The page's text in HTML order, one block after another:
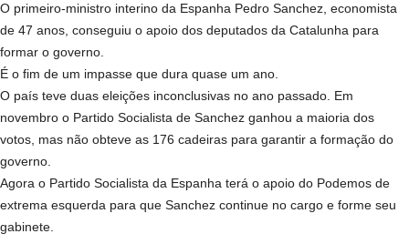
O primeiro-ministro interino da Espanha Pedro Sanchez, economista
de 47 anos, conseguiu o apoio dos deputados da Catalunha para
formar o governo.
É o fim de um impasse que dura quase um ano.
O país teve duas eleições inconclusivas no ano passado. Em
novembro o Partido Socialista de Sanchez ganhou a maioria dos
votos, mas não obteve as 176 cadeiras para garantir a formação do
governo.
Agora o Partido Socialista da Espanha terá o apoio do Podemos de
extrema esquerda para que Sanchez continue no cargo e forme seu
gabinete.